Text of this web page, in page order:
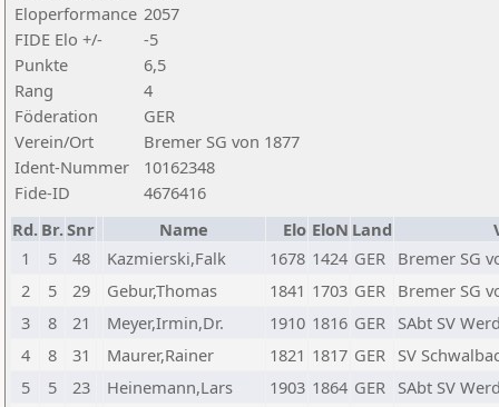
Eloperformance 2057
FIDE Elo +/-
-5
Punkte
6,5
Rang
4
Föderation
GER
Verein/Ort
Bremer SG von 1877
Ident-Nummer
10162348
Fide-ID
4676416
Rd. Br.Snr Name Elo EloN Land
1
5 48 Kazmierski,Falk 1678 1424 GER Bremer SG
2
5 29 Gebur,Thomas 1841 1703 GER Bremer SG
3
8 21 Meyer,Irmin,Dr. 1910 1816 GER SAbt SV
4
8 31 Maurer,Rainer 1821 1817 GER SV
5
5 23 Heinemann,Lars 1903 1864 GER SAbt SV